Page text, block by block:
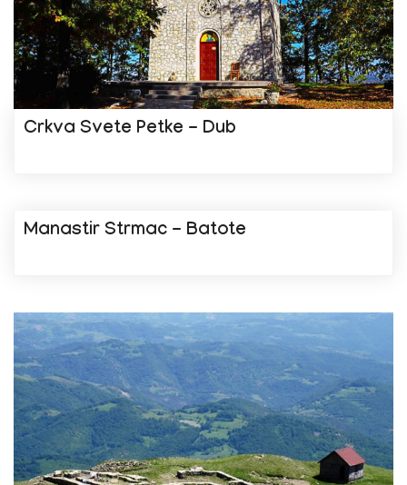
Crkva Svete Petke - Dub
Manastir Strmac - Batote